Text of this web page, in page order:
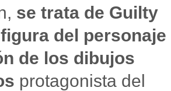
se trata de Guilty
del personaje
de los dibujos
protagonista del